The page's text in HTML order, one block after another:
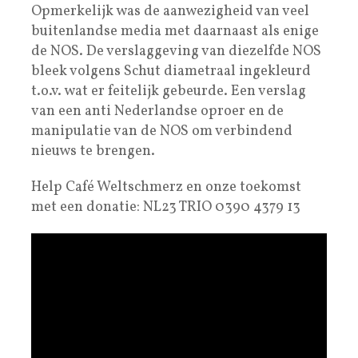
Opmerkelijk was de aanwezigheid van veel
buitenlandse media met daarnaast als enige
de NOS. De verslaggeving van diezelfde NOS
bleek volgens Schut diametraal ingekleurd
t.o.v. wat er feitelijk gebeurde. Een verslag
van een anti Nederlandse oproer en de
manipulatie van de NOS om verbindend
nieuws te brengen.
Help Café Weltschmerz en onze toekomst
met een donatie: NL23 TRIO 0390 4379 13